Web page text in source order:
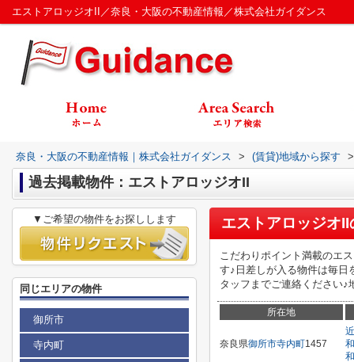
エストアロッジオII／奈良・大阪の不動産情報／株式会社ガイダンス
奈良・大阪の不動産情報｜株式会社ガイダンス > (賃貸)地域から探す >
過去掲載物件：エストアロッジオII
エストアロッジオII
こだわりポイント満載のエ
す♪日差しが入る物件は毎日
タッフまでご連絡ください♪
所在地
奈良県御所市寺内町1457
▼ご希望の物件をお探しします
同じエリアの物件
御所市
寺内町